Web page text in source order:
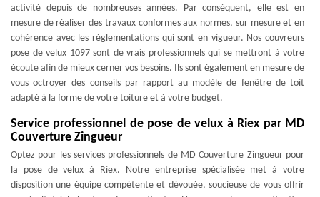
activité depuis de nombreuses années. Par conséquent, elle est en
mesure de réaliser des travaux conformes aux normes, sur mesure et en
cohérence avec les réglementations qui sont en vigueur. Nos couvreurs
pose de velux 1097 sont de vrais professionnels qui se mettront à votre
écoute afin de mieux cerner vos besoins. Ils sont également en mesure de
vous octroyer des conseils par rapport au modèle de fenêtre de toit
adapté à la forme de votre toiture et à votre budget.
Service professionnel de pose de velux à Riex par MD
Couverture Zingueur
Optez pour les services professionnels de MD Couverture Zingueur pour
la pose de velux à Riex. Notre entreprise spécialisée met à votre
disposition une équipe compétente et dévouée, soucieuse de vous offrir